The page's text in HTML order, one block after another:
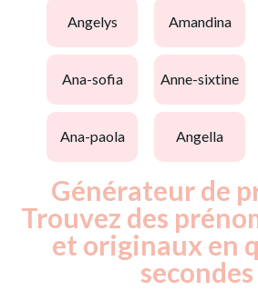
angelys amandina
ana-sofia anne-sixtine
ana-paola angella
Générateur de
Trouvez des
et originaux en
secondes